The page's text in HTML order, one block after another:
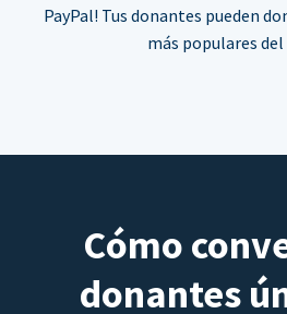
PayPal! Tus donantes pueden
más populares
Cómo
donantes